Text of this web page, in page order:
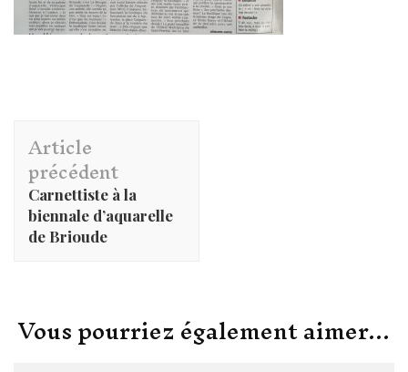
Navigation
d'article
Article
précédent
Carnettiste à la
biennale d’aquarelle
de Brioude
Vous pourriez également aimer...